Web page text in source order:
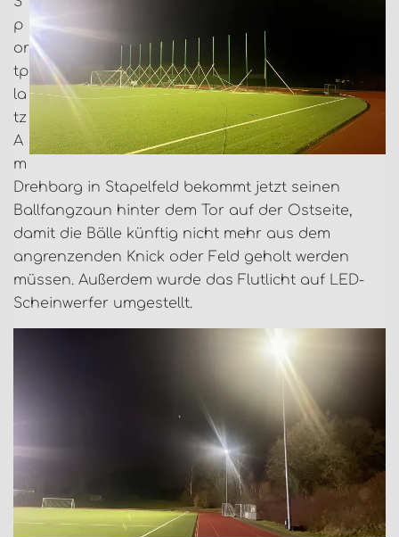
p
or
tp
la
tz
A
m
Drehbarg in Stapelfeld bekommt jetzt seinen
Ballfangzaun hinter dem Tor auf der Ostseite,
damit die Bälle künftig nicht mehr aus dem
angrenzenden Knick oder Feld geholt werden
müssen. Außerdem wurde das Flutlicht auf LED-
Scheinwerfer umgestellt.